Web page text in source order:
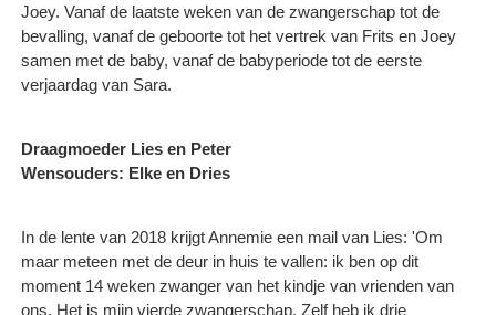
Joey. Vanaf de laatste weken van de zwangerschap tot de
bevalling, vanaf de geboorte tot het vertrek van Frits en Joey
samen met de baby, vanaf de babyperiode tot de eerste
verjaardag van Sara.
Draagmoeder Lies en Peter
Wensouders: Elke en Dries
In de lente van 2018 krijgt Annemie een mail van Lies: 'Om
maar meteen met de deur in huis te vallen: ik ben op dit
moment 14 weken zwanger van het kindje van vrienden van
ons. Het is mijn vierde zwangerschap. Zelf heb ik drie